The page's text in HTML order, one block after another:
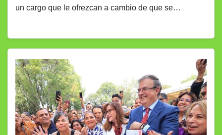
un cargo que le ofrezcan a cambio de que se…